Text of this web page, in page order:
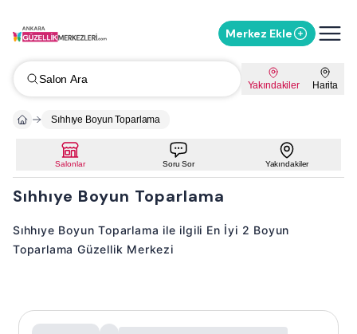
Merkez Ekle
Salon Ara Yakındakiler Harita
Sıhhıye Boyun Toparlama
Salonlar Soru Sor Yakındakiler
Sıhhıye Boyun Toparlama
Sıhhıye Boyun Toparlama ile ilgili En İyi 2 Boyun
Toparlama Güzellik Merkezi